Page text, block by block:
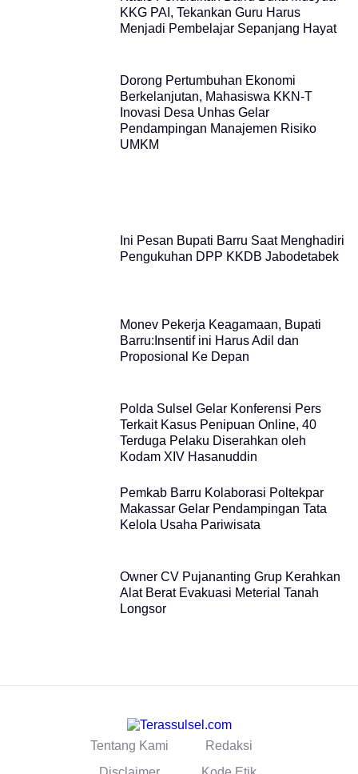
KKG PAI, Tekankan Guru Harus
Menjadi Pembelajar Sepanjang Hayat
Dorong Pertumbuhan Ekonomi
Berkelanjutan, Mahasiswa KKN-T
Inovasi Desa Unhas Gelar
Pendampingan Manajemen Risiko
UMKM
Ini Pesan Bupati Barru Saat Menghadiri
Pengukuhan DPP KKDB Jabodetabek
Monev Pekerja Keagamaan, Bupati
Barru:Insentif ini Harus Adil dan
Proposional Ke Depan
Polda Sulsel Gelar Konferensi Pers
Terkait Kasus Penipuan Online, 40
Terduga Pelaku Diserahkan oleh
Kodam XIV Hasanuddin
Pemkab Barru Kolaborasi Poltekpar
Makassar Gelar Pendampingan Tata
Kelola Usaha Pariwisata
Owner CV Pujananting Grup Kerahkan
Alat Berat Evakuasi Meterial Tanah
Longsor
Tentang Kami
Redaksi